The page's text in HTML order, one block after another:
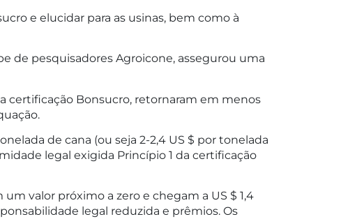
e elucidar para as usinas, bem como à
de pesquisadores Agroicone, assegurou uma
certificação Bonsucro, retornaram em menos
de cana (ou seja 2-2,4 US $ por tonelada
legal exigida Princípio 1 da certificação
valor próximo a zero e chegam a US $ 1,4
legal reduzida e prêmios. Os